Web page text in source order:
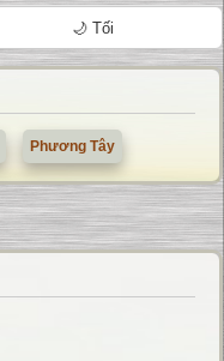
🌙 Tối
Phương Tây